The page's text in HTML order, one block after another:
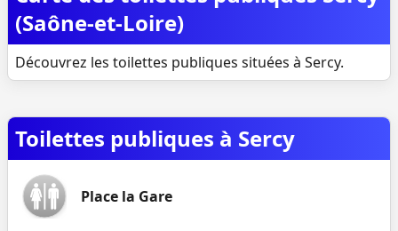
(Saône-et-Loire)
Découvrez les toilettes publiques situées à Sercy.
Toilettes publiques à Sercy
Place la Gare